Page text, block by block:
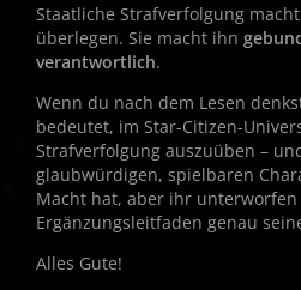
Staatliche Strafverfolgung
überlegen. Sie macht ihn
verantwortlich.
Wenn du nach dem Lesen
bedeutet, im Star-Citizen-
Strafverfolgung auszuüben –
glaubwürdigen, spielbaren
Macht hat, aber ihr
Ergänzungsleitfaden genau
Alles Gute!